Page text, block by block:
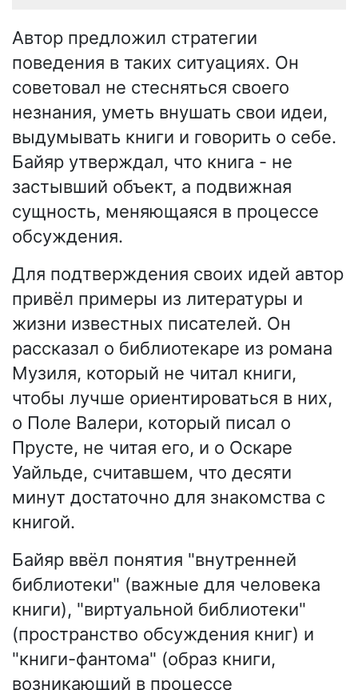
Автор предложил стратегии
поведения в таких ситуациях. Он
советовал не стесняться своего
незнания, уметь внушать свои идеи,
выдумывать книги и говорить о себе.
Байяр утверждал, что книга - не
застывший объект, а подвижная
сущность, меняющаяся в процессе
обсуждения.
Для подтверждения своих идей автор
привёл примеры из литературы и
жизни известных писателей. Он
рассказал о библиотекаре из романа
Музиля, который не читал книги,
чтобы лучше ориентироваться в них,
о Поле Валери, который писал о
Прусте, не читая его, и о Оскаре
Уайльде, считавшем, что десяти
минут достаточно для знакомства с
книгой.
Байяр ввёл понятия "внутренней
библиотеки" (важные для человека
книги), "виртуальной библиотеки"
(пространство обсуждения книг) и
"книги-фантома" (образ книги,
возникающий в процессе